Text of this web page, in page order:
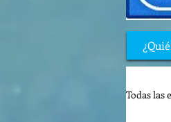
Todas las